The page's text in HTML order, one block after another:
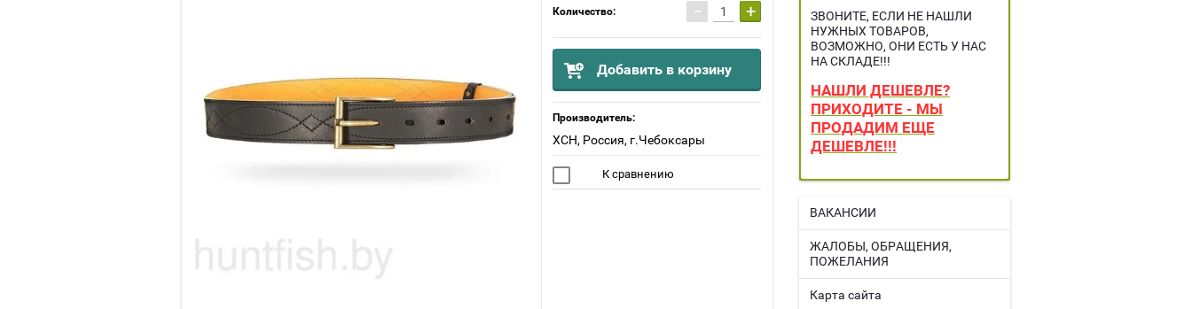
Количество: − +
Добавить в корзину
Производитель:
ХСН, Россия, г.Чебоксары
К сравнению
ЗВОНИТЕ, ЕСЛИ НЕ НАШЛИ
НУЖНЫХ ТОВАРОВ,
ВОЗМОЖНО, ОНИ ЕСТЬ У НАС
НА СКЛАДЕ!!!
НАШЛИ ДЕШЕВЛЕ?
ПРИХОДИТЕ - МЫ
ПРОДАДИМ ЕЩЕ
ДЕШЕВЛЕ!!!
ВАКАНСИИ
ЖАЛОБЫ, ОБРАЩЕНИЯ,
ПОЖЕЛАНИЯ
Карта сайта